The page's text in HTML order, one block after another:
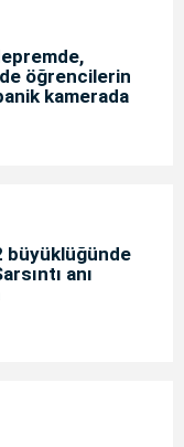
öğrencilerin
kamerada
büyüklüğünde
anı